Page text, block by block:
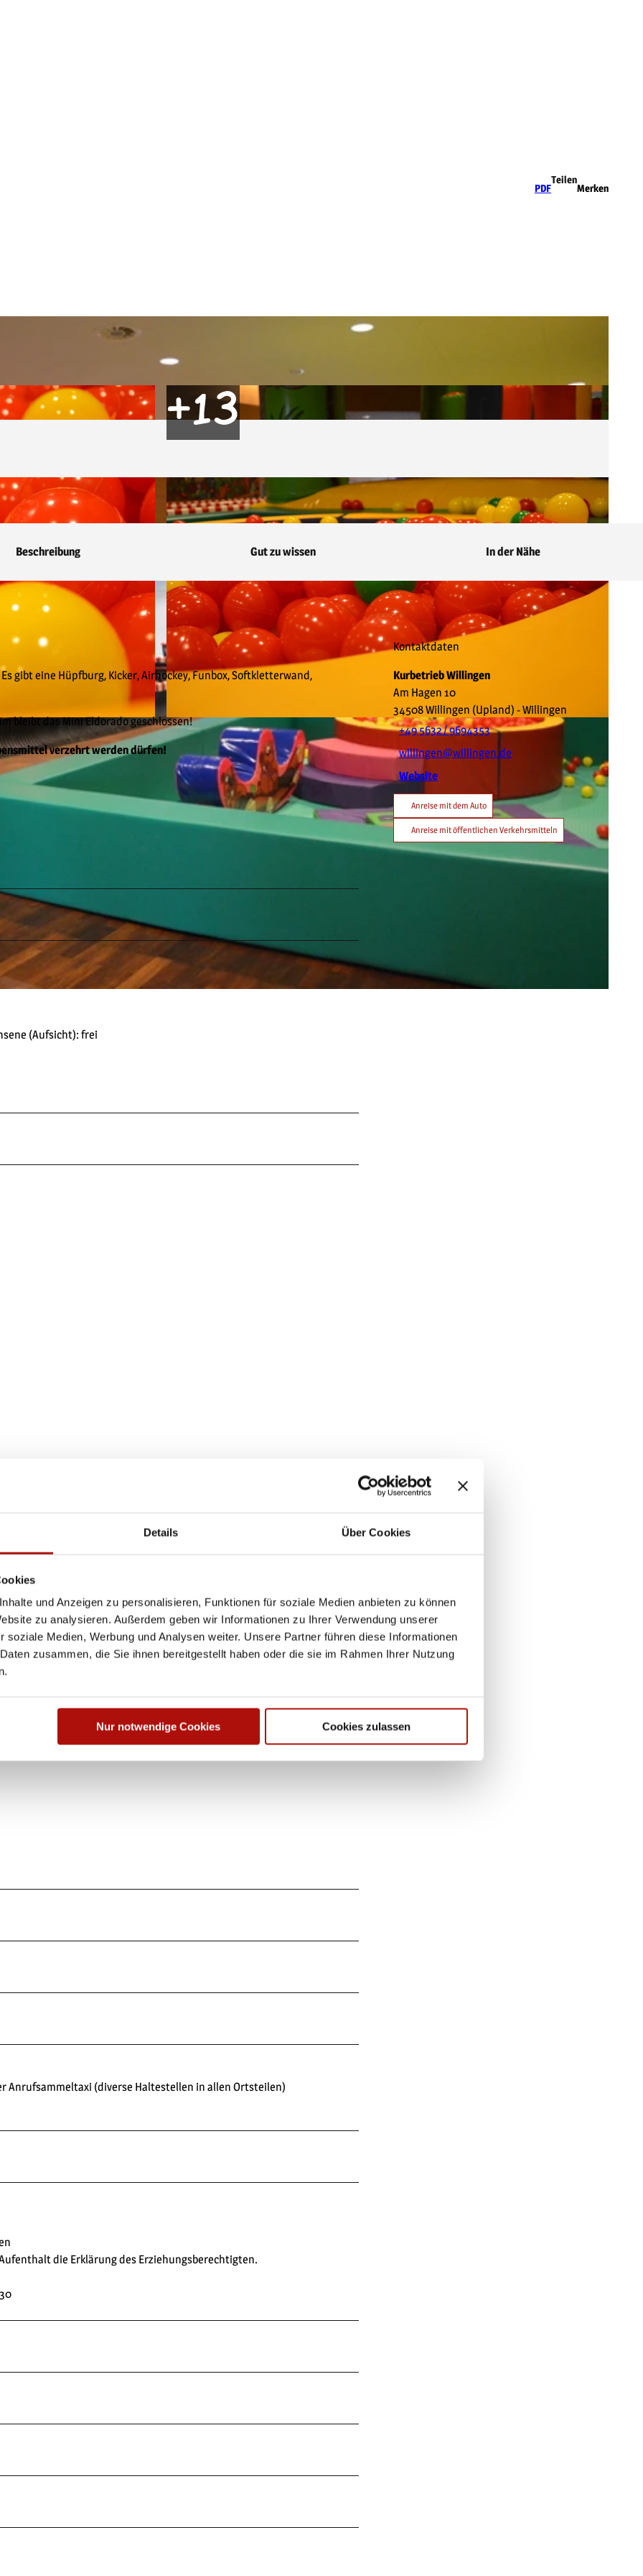
Details Über Cookies
und Anzeigen zu personalisieren, Funktionen für soziale Medien anbieten zu können
zu analysieren. Außerdem geben wir Informationen zu Ihrer Verwendung unserer
soziale Medien, Werbung und Analysen weiter. Unsere Partner führen diese Informationen
zusammen, die Sie ihnen bereitgestellt haben oder die sie im Rahmen Ihrer Nutzung
Nur notwendige Cookies Cookies zulassen
PDF
Teilen
Merken
© Tourist-Information Willingen |
Beschreibung Gut zu wissen In der Nähe
gibt eine Hüpfburg, Kicker, Airhockey, Funbox, Softkletterwand,
bleibt das Mini Eldorado geschlossen!
verzehrt werden dürfen!
(Aufsicht): frei
Anrufsammeltaxi (diverse Haltestellen in allen Ortsteilen)
die Erklärung des Erziehungsberechtigten.
Kontaktdaten
Kurbetrieb Willingen
Am Hagen 10
34508Willingen (Upland) - Willingen
+49 5632 / 9694353
willingen@willingen.de
Website
Anreise mit dem Auto
Anreise mit öffentlichen Verkehrsmitteln